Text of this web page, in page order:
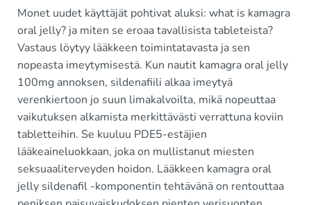
Monet uudet käyttäjät pohtivat aluksi: what is kamagra
oral jelly? ja miten se eroaa tavallisista tableteista?
Vastaus löytyy lääkkeen toimintatavasta ja sen
nopeasta imeytymisestä. Kun nautit kamagra oral jelly
100mg annoksen, sildenafiili alkaa imeytyä
verenkiertoon jo suun limakalvoilta, mikä nopeuttaa
vaikutuksen alkamista merkittävästi verrattuna koviin
tabletteihin. Se kuuluu PDE5-estäjien
lääkeaineluokkaan, joka on mullistanut miesten
seksuaaliterveyden hoidon. Lääkkeen kamagra oral
jelly sildenafil -komponentin tehtävänä on rentouttaa